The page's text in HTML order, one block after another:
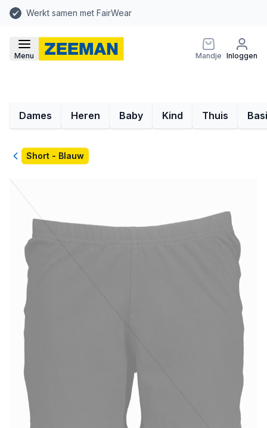
Werkt samen met FairWear
Menu Mandje Inloggen
Dames Heren Baby Kind Thuis
TerugShort - Blauw